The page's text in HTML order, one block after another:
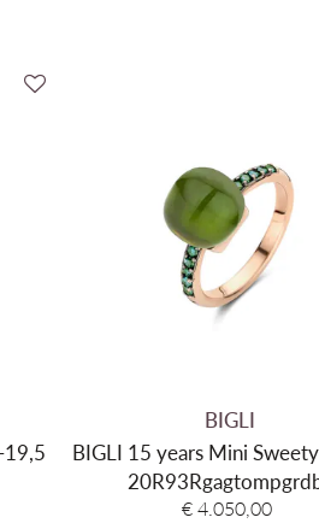
BIGLI
BIGLI 15 years Mini
€ 4.050,00